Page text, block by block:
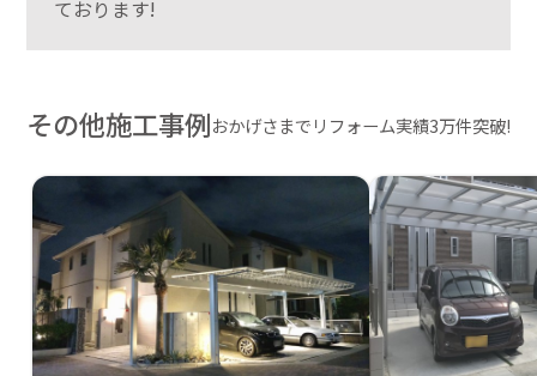
ております!
その他施工事例おかげさまでリフォーム実績3万件突破!